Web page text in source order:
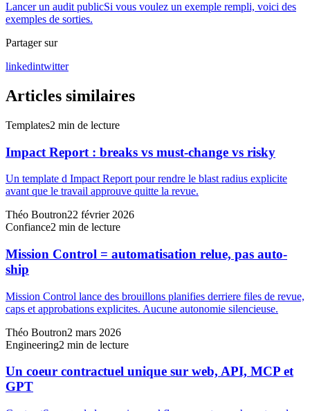
Lancer un audit publicSi vous voulez un exemple rempli, voici des
exemples de sorties.
Partager sur
linkedintwitter
Articles similaires
Templates2 min de lecture
Impact Report : breaks vs must-change vs risky
Un template d Impact Report pour rendre le blast radius explicite
avant que le travail approuve quitte la revue.
Théo Boutron22 février 2026
Confiance2 min de lecture
Mission Control = automatisation relue, pas auto-
ship
Mission Control lance des brouillons planifies derriere files de revue,
caps et approbations explicites. Aucune autonomie silencieuse.
Théo Boutron2 mars 2026
Engineering2 min de lecture
Un coeur contractuel unique sur web, API, MCP et
GPT